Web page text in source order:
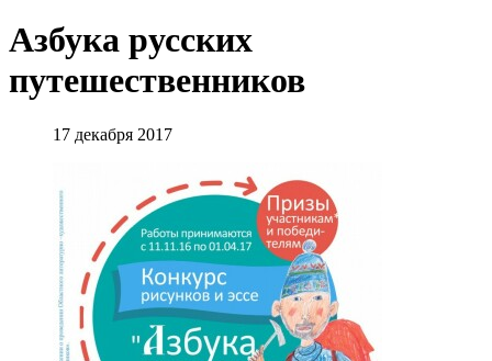
Азбука русских
путешественников
17 декабря 2017